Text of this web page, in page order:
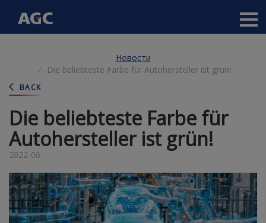
основному
содержанию
Новости
Die beliebteste Farbe für Autohersteller ist grün!
BACK
Die beliebteste Farbe für
Autohersteller ist grün!
2022-06